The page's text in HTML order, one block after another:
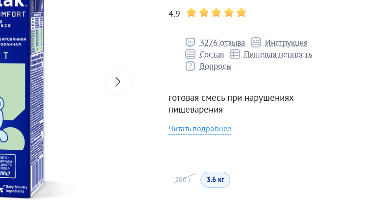
4.9
3276 отзыва
Инструкция
Состав
Пищевая ценность
Вопросы
готовая смесь при нарушениях
пищеварения
Читать подробнее
200 г 3.6 кг